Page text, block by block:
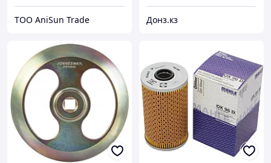
ТОО AniSun Trade Донз.кз